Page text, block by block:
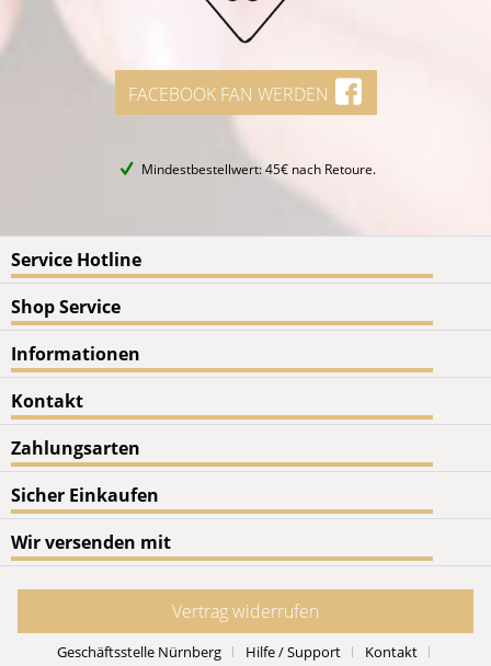
FACEBOOK FAN WERDEN
Mindestbestellwert: 45€ nach Retoure.
Service Hotline
Shop Service
Informationen
Kontakt
Zahlungsarten
Sicher Einkaufen
Wir versenden mit
Vertrag widerrufen
Geschäftsstelle Nürnberg Hilfe / Support Kontakt